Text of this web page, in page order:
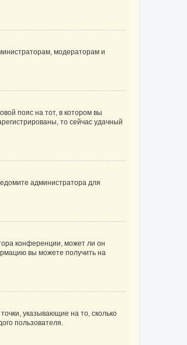
модераторам и
пояс на тот, в котором вы
то сейчас удачный
администратора для
конференции, может ли он
вы можете получить на
указывающие на то, сколько
пользователя.